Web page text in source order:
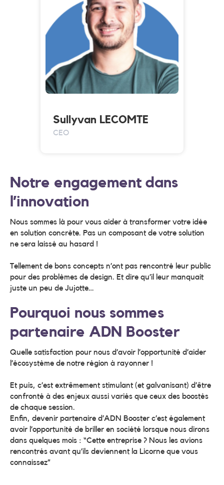
Sullyvan LECOMTE
CEO
Notre engagement dans
l’innovation
Nous sommes là pour vous aider à transformer votre idée
en solution concrète. Pas un composant de votre solution
ne sera laissé au hasard !
Tellement de bons concepts n’ont pas rencontré leur public
pour des problèmes de design. Et dire qu’il leur manquait
juste un peu de Jujotte…
Pourquoi nous sommes
partenaire ADN Booster
Quelle satisfaction pour nous d’avoir l’opportunité d’aider
l’écosystème de notre région à rayonner !
Et puis, c’est extrêmement stimulant (et galvanisant) d’être
confronté à des enjeux aussi variés que ceux des boostés
de chaque session.
Enfin, devenir partenaire d’ADN Booster c’est également
avoir l’opportunité de briller en société lorsque nous dirons
dans quelques mois : “Cette entreprise ? Nous les avions
rencontrés avant qu’ils deviennent la Licorne que vous
connaissez”